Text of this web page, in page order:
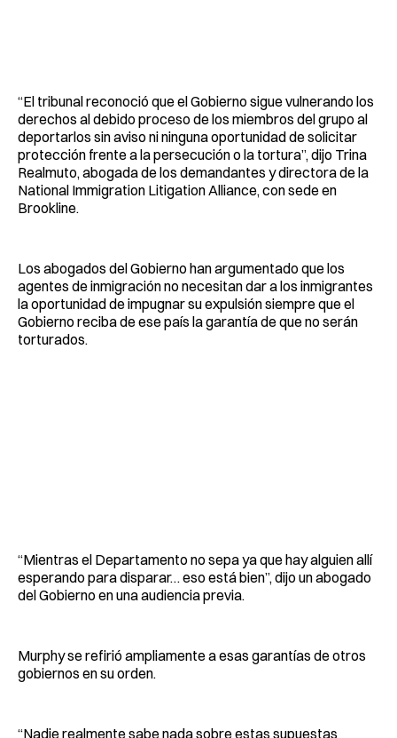
“El tribunal reconoció que el Gobierno sigue vulnerando los
derechos al debido proceso de los miembros del grupo al
deportarlos sin aviso ni ninguna oportunidad de solicitar
protección frente a la persecución o la tortura”, dijo Trina
Realmuto, abogada de los demandantes y directora de la
National Immigration Litigation Alliance, con sede en
Brookline.
Los abogados del Gobierno han argumentado que los
agentes de inmigración no necesitan dar a los inmigrantes
la oportunidad de impugnar su expulsión siempre que el
Gobierno reciba de ese país la garantía de que no serán
torturados.
“Mientras el Departamento no sepa ya que hay alguien allí
esperando para disparar… eso está bien”, dijo un abogado
del Gobierno en una audiencia previa.
Murphy se refirió ampliamente a esas garantías de otros
gobiernos en su orden.
“Nadie realmente sabe nada sobre estas supuestas